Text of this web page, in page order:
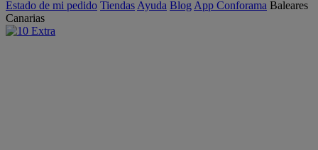
Estado de mi pedido Tiendas Ayuda Blog App Conforama Baleares
Canarias